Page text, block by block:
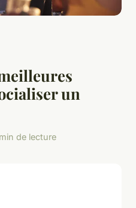
un
de lecture